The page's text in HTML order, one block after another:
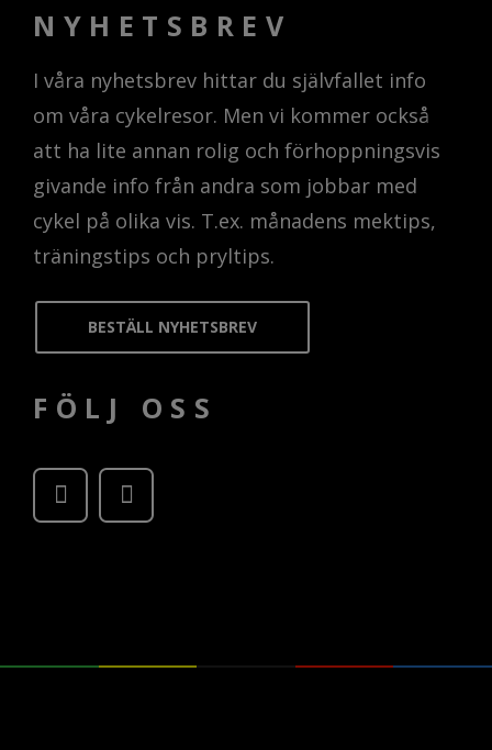
NYHETSBREV
I våra nyhetsbrev hittar du självfallet info
om våra cykelresor. Men vi kommer också
att ha lite annan rolig och förhoppningsvis
givande info från andra som jobbar med
cykel på olika vis. T.ex. månadens mektips,
träningstips och pryltips.
BESTÄLL NYHETSBREV
FÖLJ OSS